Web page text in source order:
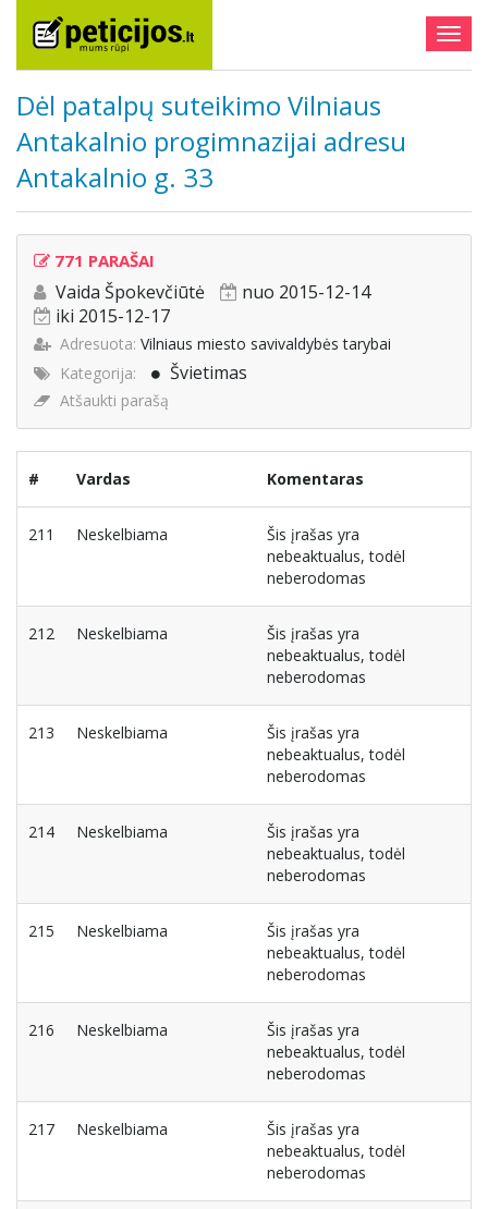
Dėl patalpų suteikimo Vilniaus
Antakalnio progimnazijai adresu
Antakalnio g. 33
771 PARAŠAI
Vaida Špokevčiūtė
nuo 2015-12-14
iki 2015-12-17
Adresuota: Vilniaus miesto savivaldybės tarybai
Kategorija:
Švietimas
Atšaukti parašą
# Vardas Komentaras
211 Neskelbiama
Šis įrašas yra
nebeaktualus, todėl
neberodomas
212 Neskelbiama
Šis įrašas yra
nebeaktualus, todėl
neberodomas
213 Neskelbiama
Šis įrašas yra
nebeaktualus, todėl
neberodomas
214 Neskelbiama
Šis įrašas yra
nebeaktualus, todėl
neberodomas
215 Neskelbiama
Šis įrašas yra
nebeaktualus, todėl
neberodomas
216 Neskelbiama
Šis įrašas yra
nebeaktualus, todėl
neberodomas
217 Neskelbiama
Šis įrašas yra
nebeaktualus, todėl
neberodomas